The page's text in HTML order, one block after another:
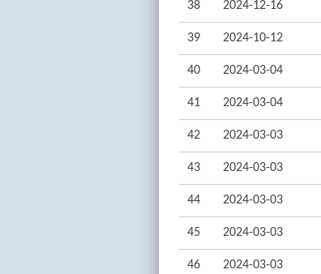
38 2024-12-16
39 2024-10-12
40 2024-03-04
41 2024-03-04
42 2024-03-03
43 2024-03-03
44 2024-03-03
45 2024-03-03
46 2024-03-03